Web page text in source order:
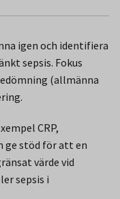
igen och identifiera
sepsis. Fokus
(allmänna
CRP,
ge stöd för att en
värde vid
sepsis i